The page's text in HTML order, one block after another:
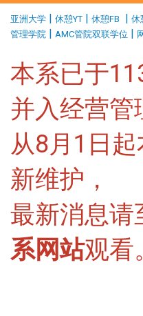
亚洲大学 | 休憩YT | 休憩FB | 休
管理学院 | AMC管院双联学位 |
本系已于
并入经营管
从8月1日
新维护，
最新消息请
系网站观看